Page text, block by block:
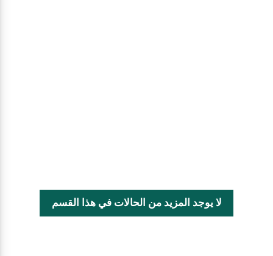
لا يوجد المزيد من الحالات في هذا القسم